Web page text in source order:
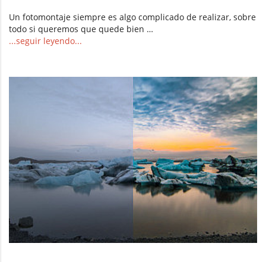
Un fotomontaje siempre es algo complicado de realizar, sobre
todo si queremos que quede bien …
...seguir leyendo...